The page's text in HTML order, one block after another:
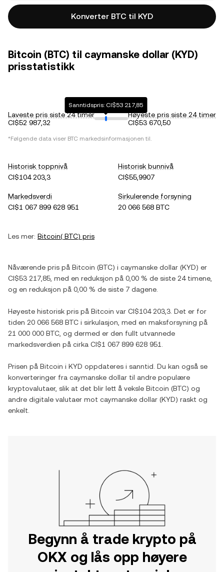
Konverter BTC til KYD
Bitcoin (BTC) til caymanske dollar (KYD)
prisstatistikk
Laveste pris siste 24 timer
CI$52 987,32
Sanntidspris: CI$53 217,85
Høyeste pris siste 24 timer
CI$53 670,50
*Følgende data viser BTC markedsinformasjonen til.
Historisk toppnivå
CI$104 203,3
Historisk bunnivå
CI$55,9907
Markedsverdi
CI$1 067 899 628 951
Sirkulerende forsyning
20 066 568 BTC
Les mer: Bitcoin( BTC) pris
Nåværende pris på Bitcoin (BTC) i caymanske dollar (KYD) er
CI$53 217,85 , med en reduksjon på 0,00 % de siste 24 timene,
og en reduksjon på 0,00 % de siste 7 dagene.
Høyeste historisk pris på Bitcoin var CI$104 203,3 . Det er for
tiden 20 066 568 BTC i sirkulasjon, med en maksforsyning på
21 000 000 BTC , og dermed er den fullt utvannede
markedsverdien på cirka CI$1 067 899 628 951
Prisen på Bitcoin i KYD oppdateres i sanntid. Du kan også se
konverteringer fra caymanske dollar til andre populære
kryptovalutaer, slik at det blir lett å veksle Bitcoin (BTC) og
andre digitale valutaer mot caymanske dollar (KYD) raskt og
enkelt.
Begynn å trade krypto på
OKX og lås opp høyere